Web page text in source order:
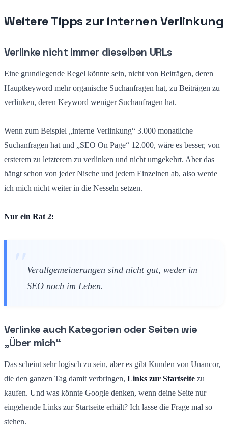
Weitere Tipps zur internen Verlinkung
Verlinke nicht immer dieselben URLs
Eine grundlegende Regel könnte sein, nicht von Beiträgen, deren
Hauptkeyword mehr organische Suchanfragen hat, zu Beiträgen zu
verlinken, deren Keyword weniger Suchanfragen hat.
Wenn zum Beispiel „interne Verlinkung“ 3.000 monatliche
Suchanfragen hat und „SEO On Page“ 12.000, wäre es besser, von
ersterem zu letzterem zu verlinken und nicht umgekehrt. Aber das
hängt schon von jeder Nische und jedem Einzelnen ab, also werde
ich mich nicht weiter in die Nesseln setzen.
Nur ein Rat 2:
Verallgemeinerungen sind nicht gut, weder im
SEO noch im Leben.
Verlinke auch Kategorien oder Seiten wie
„Über mich“
Das scheint sehr logisch zu sein, aber es gibt Kunden von Unancor,
die den ganzen Tag damit verbringen, Links zur Startseite zu
kaufen. Und was könnte Google denken, wenn deine Seite nur
eingehende Links zur Startseite erhält? Ich lasse die Frage mal so
stehen.